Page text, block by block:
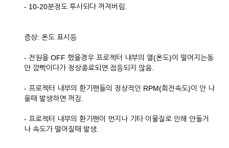
- 10-20분정도 투사되다 꺼져버림.
증상: 온도 표시등
- 전원을 OFF 했을경우 프로젝터 내부의 열(온도)이 떨어지는동
안 깜빡이다가 정상종료되면 점등되지 않음.
- 프로젝터 내부의 환기팬들의 정상적인 RPM(회전속도)이 안 나
올때 발생하면 꺼짐.
- 프로젝터 내부의 환기팬이 먼지나 기타 이물질로 인해 안돌거
나 속도가 떨어질때 발생.